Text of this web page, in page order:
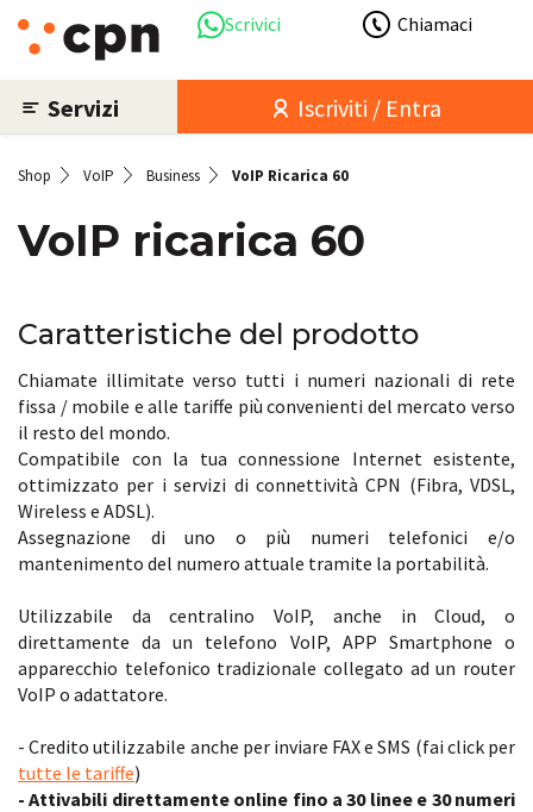
Scrivici Chiamaci
Servizi Iscriviti / Entra
Shop VoIP Business VoIP Ricarica 60
VoIP ricarica 60
Caratteristiche del prodotto
Chiamate illimitate verso tutti i numeri nazionali di rete
fissa / mobile e alle tariffe più convenienti del mercato verso
il resto del mondo.
Compatibile con la tua connessione Internet esistente,
ottimizzato per i servizi di connettività CPN (Fibra, VDSL,
Wireless e ADSL).
Assegnazione di uno o più numeri telefonici e/o
mantenimento del numero attuale tramite la portabilità.
Utilizzabile da centralino VoIP, anche in Cloud, o
direttamente da un telefono VoIP, APP Smartphone o
apparecchio telefonico tradizionale collegato ad un router
VoIP o adattatore.
- Credito utilizzabile anche per inviare FAX e SMS (fai click per
tutte le tariffe)
- Attivabili direttamente online fino a 30 linee e 30 numeri